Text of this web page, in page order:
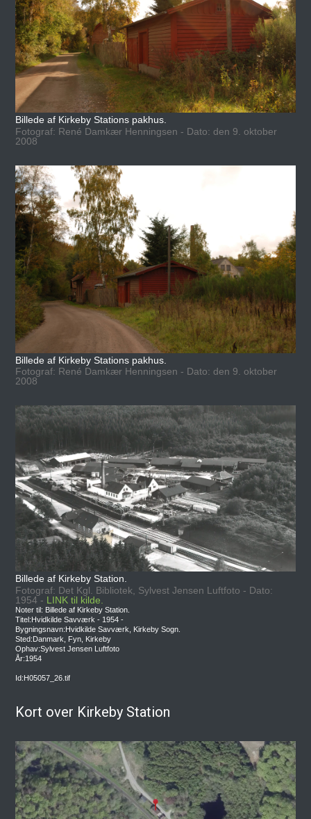
Billede af Kirkeby Stations pakhus.
Fotograf: René Damkær Henningsen - Dato: den 9. oktober
2008
Billede af Kirkeby Stations pakhus.
Fotograf: René Damkær Henningsen - Dato: den 9. oktober
2008
Billede af Kirkeby Station.
Fotograf: Det Kgl. Bibliotek, Sylvest Jensen Luftfoto - Dato:
1954 - LINK til kilde.
Noter til: Billede af Kirkeby Station.
Titel:Hvidkilde Savværk - 1954 -
Bygningsnavn:Hvidkilde Savværk, Kirkeby Sogn.
Sted:Danmark, Fyn, Kirkeby
Ophav:Sylvest Jensen Luftfoto
År:1954
Id:H05057_26.tif
Kort over Kirkeby Station